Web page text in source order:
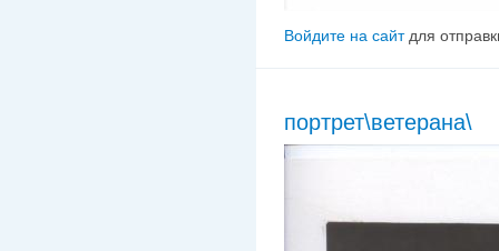
Войдите на сайтдля
портрет\ветерана\